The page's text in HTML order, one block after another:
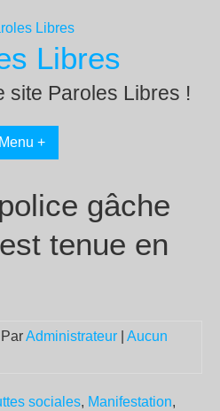
Libres
site Paroles Libres !
Menu +
gâche
tenue en
ParAdministrateur
Aucun
sociales, Manifestation,